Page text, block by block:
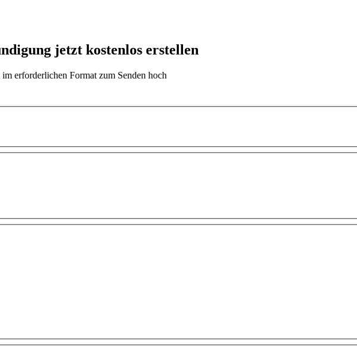
jetzt kostenlos erstellen
erforderlichen Format zum Senden hoch